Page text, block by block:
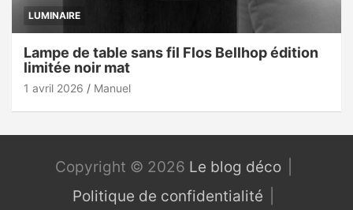
LUMINAIRE
Lampe de table sans fil Flos Bellhop édition
limitée noir mat
1 avril 2026 Manuel
Copyright © 2026 Le blog déco
Politique de confidentialité